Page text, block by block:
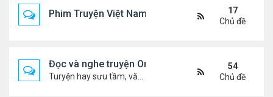
Phim Truyện Việt Nam Online
17
Chủ đề
Đọc và nghe truyện Online
54
Chủ đề